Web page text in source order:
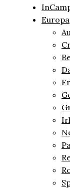
Europa